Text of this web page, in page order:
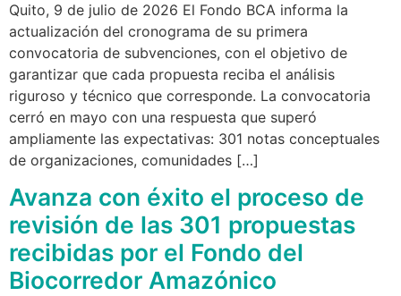
Quito, 9 de julio de 2026 El Fondo BCA informa la
actualización del cronograma de su primera
convocatoria de subvenciones, con el objetivo de
garantizar que cada propuesta reciba el análisis
riguroso y técnico que corresponde. La convocatoria
cerró en mayo con una respuesta que superó
ampliamente las expectativas: 301 notas conceptuales
de organizaciones, comunidades […]
Avanza con éxito el proceso de
revisión de las 301 propuestas
recibidas por el Fondo del
Biocorredor Amazónico